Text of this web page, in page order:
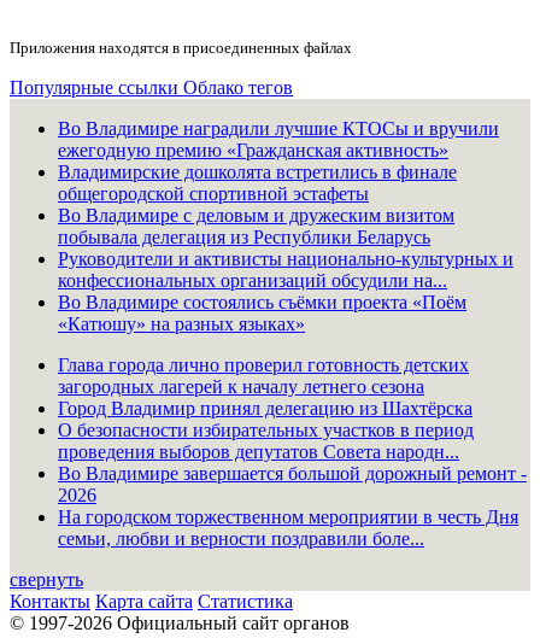
Приложения находятся в присоединенных файлах
Популярные ссылки Облако тегов
Во Владимире наградили лучшие КТОСы и вручили
ежегодную премию «Гражданская активность»
Владимирские дошколята встретились в финале
общегородской спортивной эстафеты
Во Владимире с деловым и дружеским визитом
побывала делегация из Республики Беларусь
Руководители и активисты национально-культурных и
конфессиональных организаций обсудили на...
Во Владимире состоялись съёмки проекта «Поём
«Катюшу» на разных языках»
Глава города лично проверил готовность детских
загородных лагерей к началу летнего сезона
Город Владимир принял делегацию из Шахтёрска
О безопасности избирательных участков в период
проведения выборов депутатов Совета народн...
Во Владимире завершается большой дорожный ремонт -
2026
На городском торжественном мероприятии в честь Дня
семьи, любви и верности поздравили боле...
свернуть
Контакты Карта сайта Статистика
© 1997-2026 Официальный сайт органов